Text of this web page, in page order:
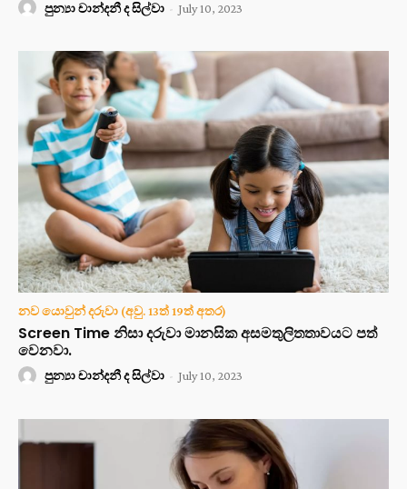
පුන්‍යා චාන්දනී ද සිල්වා - July 10, 2023
නව යොවුන් දරුවා (අවු. 13ත් 19ත් අතර)
Screen Time නිසා දරුවා මානසික අසමතුලිතතාවයට පත්
වෙනවා.
පුන්‍යා චාන්දනී ද සිල්වා - July 10, 2023